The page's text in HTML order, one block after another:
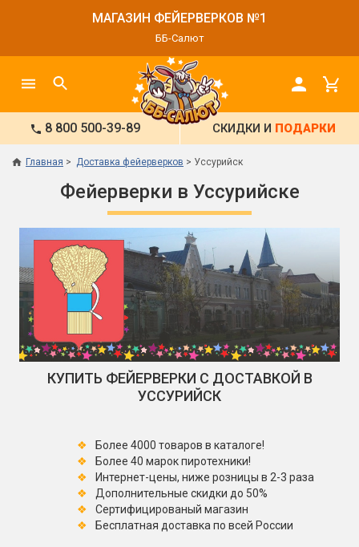
МАГАЗИН ФЕЙЕРВЕРКОВ №1
ББ-Салют
8 800 500-39-89 СКИДКИ И ПОДАРКИ
Главная Доставка фейерверков Уссурийск
Фейерверки в Уссурийске
КУПИТЬ ФЕЙЕРВЕРКИ С ДОСТАВКОЙ В
УССУРИЙСК
Более 4000 товаров в каталоге!
Более 40 марок пиротехники!
Интернет-цены, ниже розницы в 2-3 раза
Дополнительные скидки до 50%
Сертифицированый магазин
Бесплатная доставка по всей России